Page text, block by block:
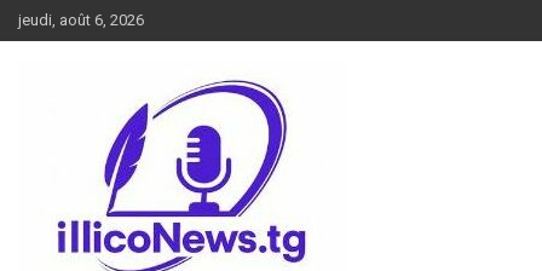
Aller
au
jeudi, août 6, 2026